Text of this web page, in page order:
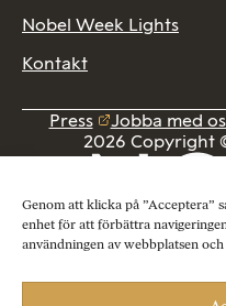
Genom att klicka på ”Acceptera”
enhet för att förbättra
användningen av webbplatsen
Nobel Week Lights
Kontakt
Press Jobba med
2026 Copyright